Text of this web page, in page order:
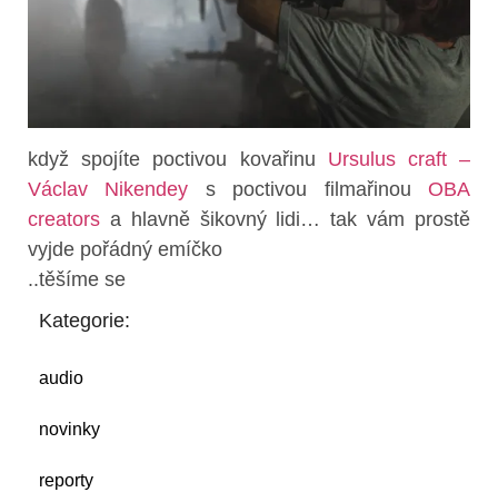
když spojíte poctivou kovařinu Ursulus craft –
Václav Nikendey s poctivou filmařinou OBA
creators a hlavně šikovný lidi… tak vám prostě
vyjde pořádný emíčko
..těšíme se
Kategorie:
audio
novinky
reporty